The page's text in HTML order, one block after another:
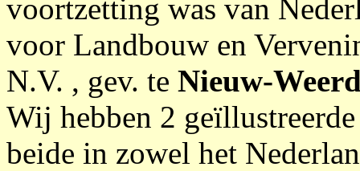
voortzetting was van
voor Landbouw en
N.V. , gev. te Nieuw-
Wij hebben 2
beide in zowel het